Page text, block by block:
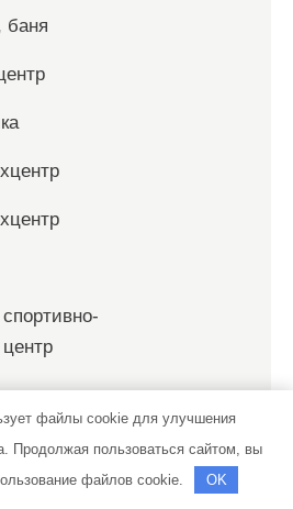
баня
файлы cookie для улучшения
Продолжая пользоваться сайтом, вы
файлов cookie.
OK